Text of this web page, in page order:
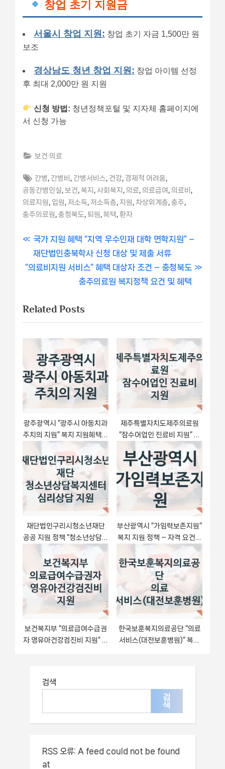
창업 초기 지원금
서울시 창업 지원: 창업 초기 자금 1,500만 원
보조
경상남도 청년 창업 지원: 창업 아이템 선정
후 최대 2,000만 원 지원
신청 방법: 청년정책포털 및 지자체 홈페이지에
서 신청 가능
보건·의료
Tags:
간병 간병비 간병서비스 건강 경제적 어려움
공동간병인실 보건 복지 사회복지 의료 의료급여 의료비
의료지원
입원 저소득 저소득층 지원 차상위계층 충주
충주의료원 충청북도 퇴원 혜택 환자
글
내
게
이
P
r
e
o
u
s
s
t
국가 지원 혜택 “지역 우수인재 대학 면학지원” –
재단법인충북학사 신청 대상 및 제출 서류
N
t
P
o
:
“의료비지원 서비스” 혜택 대상자 조건 – 충청북도
충주의료원 복지정책 요건 및 혜택
Related Posts
광주광역시 “광주시 아동치과
주치의 지원” 복지 지원혜택 –
신청 방법과 구비 서류
제주특별자치도제주의료원
“잠수어업인 진료비 지원” 복
지 지원 정책 – 자격 요건과 접
수 방법
재단법인구리시청소년재단
공공 지원 정책 “청소년상담복
지센터 심리상담 지원” – 접수
방법 및 지원 한도
부산광역시 “가임력보존지원”
복지 지원 정책 – 자격 요건과
보건복지부 “의료급여수급권
자 영유아건강검진비 지원” 복
한국보훈복지의료공단 “의료
서비스(대전보훈병원)” 복지
검색
검
색
RSS 오류: A feed could not be found
at